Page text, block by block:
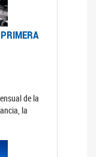
de la
la